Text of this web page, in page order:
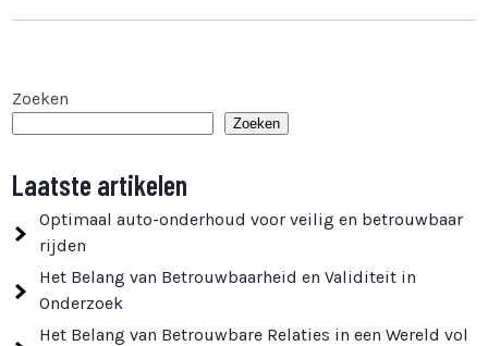
Zoeken
Zoeken
Laatste artikelen
Optimaal auto-onderhoud voor veilig en betrouwbaar
rijden
Het Belang van Betrouwbaarheid en Validiteit in
Onderzoek
Het Belang van Betrouwbare Relaties in een Wereld vol